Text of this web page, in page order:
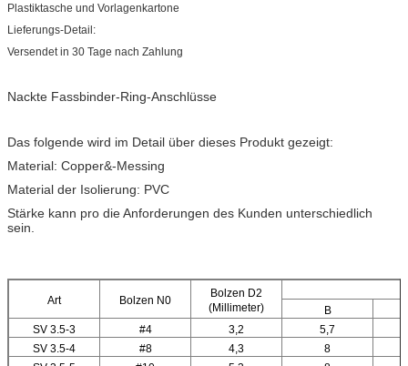
Plastiktasche und Vorlagenkartone
Lieferungs-Detail:
Versendet in 30 Tage nach Zahlung
Nackte Fassbinder-Ring-Anschlüsse
Das folgende wird im Detail über dieses Produkt gezeigt:
Material: Copper&-Messing
Material der Isolierung: PVC
Stärke kann pro die Anforderungen des Kunden unterschiedlich
sein.
Art Bolzen N0
Bolzen D2
(Millimeter)
B
SV 3.5-3
#4 3,2 5,7
SV 3.5-4
#8 4,3 8